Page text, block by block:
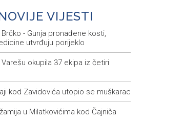
VIJESTI
- Gunja pronađene kosti,
utvrđuju porijeklo
Varešu okupila 37 ekipa iz četiri
kod Zavidovića utopio se muškarac
u Milatkovićima kod Čajniča